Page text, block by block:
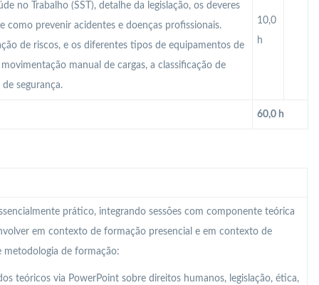
10,0
h
no Trabalho (SST), detalhe da legislação, os deveres
como prevenir acidentes e doenças profissionais.
de riscos, e os diferentes tipos de equipamentos de
manual de cargas, a classificação de
segurança.
60,0 h
prático, integrando sessões com componente teórica
em contexto de formação presencial e em contexto de
de formação:
teóricos via PowerPoint sobre direitos humanos, legislação, ética,